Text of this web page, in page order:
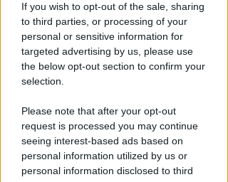
If you wish to opt-out of the sale, sharing
to third parties, or processing of your
personal or sensitive information for
targeted advertising by us, please use
the below opt-out section to confirm your
selection.
Please note that after your opt-out
request is processed you may continue
seeing interest-based ads based on
personal information utilized by us or
personal information disclosed to third
sbalzato sulla banchina. Grave
al Bufalini
diRedazione FOTO